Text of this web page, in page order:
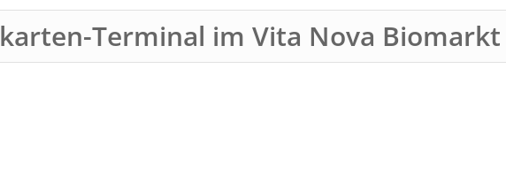
Terminal im Vita Nova Biomarkt